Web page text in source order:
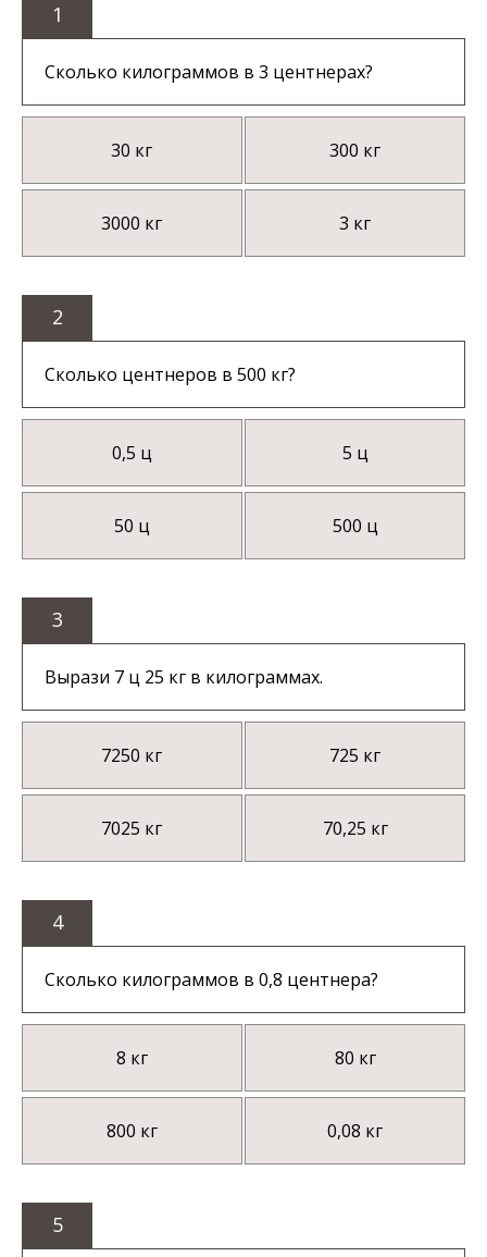
1
Сколько килограммов в 3 центнерах?
30 кг 300 кг
3000 кг 3 кг
2
Сколько центнеров в 500 кг?
0,5 ц 5 ц
50 ц 500 ц
3
Вырази 7 ц 25 кг в килограммах.
7250 кг 725 кг
7025 кг 70,25 кг
4
Сколько килограммов в 0,8 центнера?
8 кг 80 кг
800 кг 0,08 кг
5